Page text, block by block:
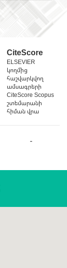
CiteScore
ELSEVIER
կողմից
հաշվարկվող
ամսագրերի
CiteScore Scopus
շտեմարանի
հիման վրա
-